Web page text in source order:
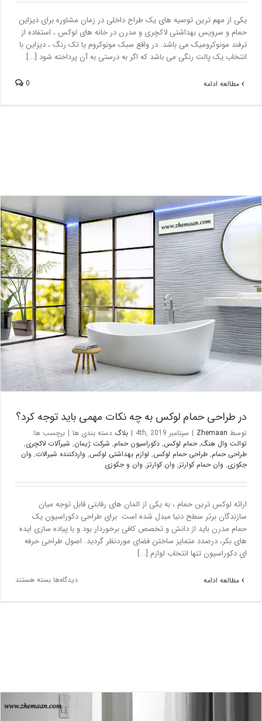
یکی از مهم ترین توصیه های یک طراح داخلی در زمان مشاوره برای دیزاین
حمام و سرویس بهداشتی لاکچری و مدرن در خانه های لوکس ، استفاده از
ترفند مونوکرومیک می باشد. در واقع سبک مونوکروم یا تک رنگ ، دیزاین با
انتخاب یک پالت رنگی می باشد که اگر به درستی به آن پرداخته شود [...]
مطالعه ادامه
در طراحی حمام لوکس به چه نکات مهمی باید توجه کرد؟
بلاگ
در طراحی حمام لوکس به چه نکات مهمی باید توجه کرد؟
توسطZhemaan
| سپتامبر 4th, 2019 | بلاگدسته بندی ها
برچسب ها:
توالت وال هنگ,حمام لوکس,دکوراسیون حمام,شرکت ژیمان,شیرآلات لاکچری,
طراحی حمام,طراحی حمام لوکس,لوازم بهداشتی لوکس,واردکننده شیرالات,وان
جکوزی,وان حمام کوارتز,وان کوارتز,وان و جکوزی
ارائه لوکس ترین حمام ، به یکی از المان های رقابتی قابل توجه میان
سازندگان برتر سطح دنیا مبدل شده است. برای طراحی دکوراسیون یک
حمام مدرن باید از دانش و تخصص کافی برخوردار بود و با پیاده سازی ایده
های بکر، درصدد متمایز ساختن فضای موردنظر گردید. اصول طراحی حرفه
ای دکوراسیون تنها انتخاب لوازم [...]
مطالعه ادامه دیدگاه‌هابسته هستند